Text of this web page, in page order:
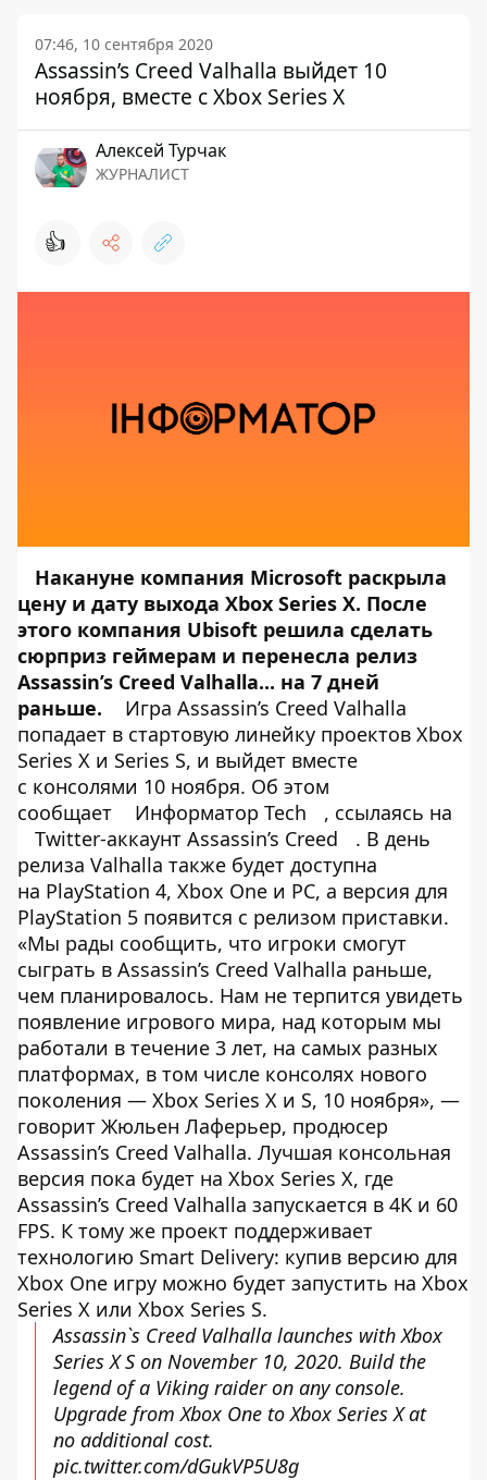
07:46, 10 сентября 2020
Assassin’s Creed Valhalla выйдет 10
ноября, вместе с Xbox Series X
Алексей Турчак
ЖУРНАЛИСТ
👍
Накануне компания Microsoft раскрыла
цену и дату выхода Xbox Series X. После
этого компания Ubisoft решила сделать
сюрприз геймерам и перенесла релиз
Assassin’s Creed Valhalla... на 7 дней
раньше.
Игра Assassin’s Creed Valhalla
попадает в стартовую линейку проектов Xbox
Series X и Series S, и выйдет вместе
с консолями 10 ноября. Об этом
сообщает
Информатор Tech
, ссылаясь на
Twitter-аккаунт Assassin’s Creed
. В день
релиза Valhalla также будет доступна
на PlayStation 4, Xbox One и PC, а версия для
PlayStation 5 появится с релизом приставки.
«Мы рады сообщить, что игроки смогут
сыграть в Assassin’s Creed Valhalla раньше,
чем планировалось. Нам не терпится увидеть
появление игрового мира, над которым мы
работали в течение 3 лет, на самых разных
платформах, в том числе консолях нового
поколения — Xbox Series X и S, 10 ноября», —
говорит Жюльен Лаферьер, продюсер
Assassin’s Creed Valhalla. Лучшая консольная
версия пока будет на Xbox Series X, где
Assassin’s Creed Valhalla запускается в 4K и 60
FPS. К тому же проект поддерживает
технологию Smart Delivery: купив версию для
Xbox One игру можно будет запустить на Xbox
Series X или Xbox Series S.
Assassin`s Creed Valhalla launches with Xbox
Series X S on November 10, 2020. Build the
legend of a Viking raider on any console.
Upgrade from Xbox One to Xbox Series X at
no additional cost.
pic.twitter.com/dGukVP5U8g